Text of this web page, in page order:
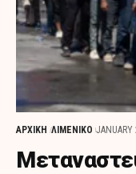
ΑΡΧΙΚΗ ΛΙΜΕΝΙΚΟ